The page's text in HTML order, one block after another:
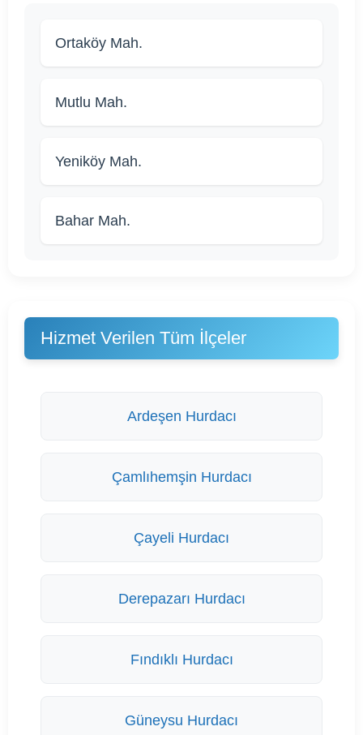
Ortaköy Mah.
Mutlu Mah.
Yeniköy Mah.
Bahar Mah.
Hizmet Verilen Tüm İlçeler
Ardeşen Hurdacı
Çamlıhemşin Hurdacı
Çayeli Hurdacı
Derepazarı Hurdacı
Fındıklı Hurdacı
Güneysu Hurdacı